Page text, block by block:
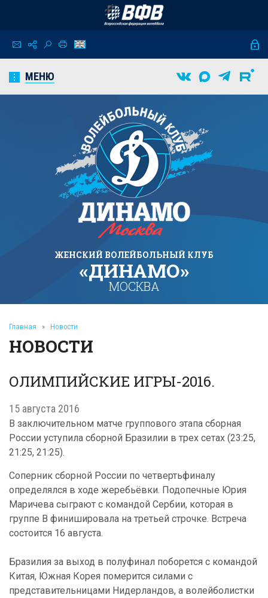
МЕНЮ
ЖЕНСКИЙ ВОЛЕЙБОЛЬНЫЙ КЛУБ
«ДИНАМО»
МОСКВА
Главная » Новости
НОВОСТИ
ОЛИМПИЙСКИЕ ИГРЫ-2016.
15 августа 2016
В заключительном матче группового этапа сборная
России уступила сборной Бразилии в трех сетах (23:25,
21:25, 21:25).
Соперник сборной России по четвертьфиналу
определялся в ходе жеребьёвки. Подопечные Юрия
Маричева сыграют с командой Сербии, которая в
группе В финишировала на третьей строчке. Встреча
состоится 16 августа.
Бразилия за выход в полуфинал поборется с командой
Китая, Южная Корея померится силами с
представительницами Нидерландов, а волейболистки